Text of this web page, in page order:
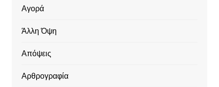
Αγορά
Άλλη Όψη
Απόψεις
Αρθρογραφία